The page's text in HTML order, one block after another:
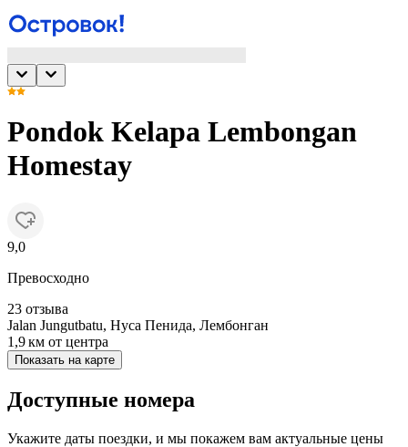
Pondok Kelapa Lembongan
Homestay
9,0
Превосходно
23 отзыва
Jalan Jungutbatu, Нуса Пенида, Лембонган
1,9 км от центра
Показать на карте
Доступные номера
Укажите даты поездки, и мы покажем вам актуальные цены